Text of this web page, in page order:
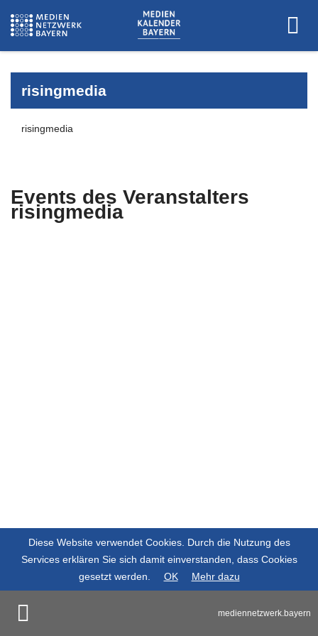
risingmedia
risingmedia
Events des Veranstalters
risingmedia
mediennetzwerk.bayern
Diese Website verwendet Cookies. Durch die Nutzung des
Services erklären Sie sich damit einverstanden, dass Cookies
gesetzt werden.
OK Mehr dazu